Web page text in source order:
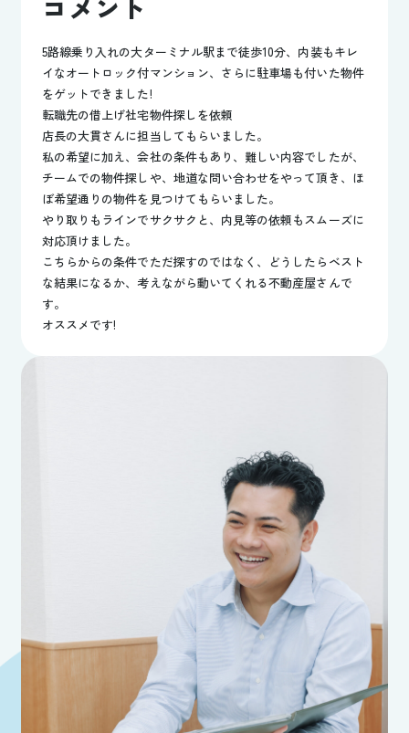
5路線乗り入れの大ターミナル駅まで徒歩10分、内装もキレ
イなオートロック付マンション、さらに駐車場も付いた物件
をゲットできました!
転職先の借上げ社宅物件探しを依頼
店長の大貫さんに担当してもらいました。
私の希望に加え、会社の条件もあり、難しい内容でしたが、
チームでの物件探しや、地道な問い合わせをやって頂き、ほ
ぼ希望通りの物件を見つけてもらいました。
やり取りもラインでサクサクと、内見等の依頼もスムーズに
対応頂けました。
こちらからの条件でただ探すのではなく、どうしたらベスト
な結果になるか、考えながら動いてくれる不動産屋さんで
す。
オススメです!